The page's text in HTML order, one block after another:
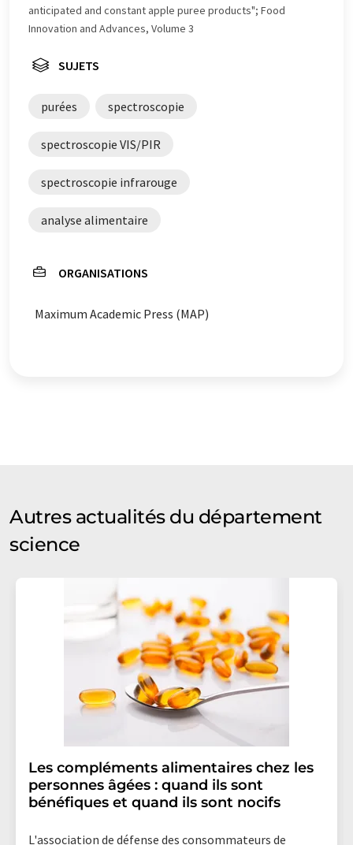
anticipated and constant apple puree products"; Food
Innovation and Advances, Volume 3
SUJETS
purées spectroscopie
spectroscopie VIS/PIR
spectroscopie infrarouge
analyse alimentaire
ORGANISATIONS
Maximum Academic Press (MAP)
Autres actualités du département
science
Les compléments alimentaires chez les
personnes âgées : quand ils sont
bénéfiques et quand ils sont nocifs
L'association de défense des consommateurs de